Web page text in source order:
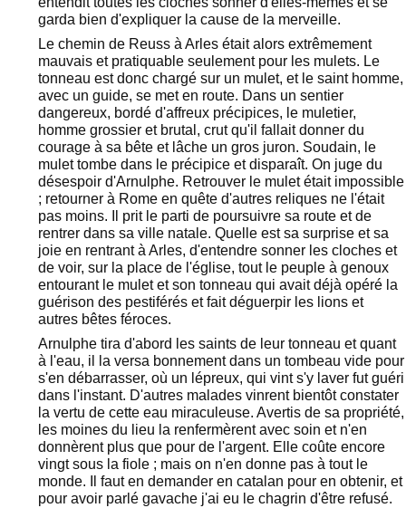
garda bien d'expliquer la cause de la merveille.
Le chemin de Reuss à Arles était alors extrêmement
mauvais et pratiquable seulement pour les mulets. Le
tonneau est donc chargé sur un mulet, et le saint homme,
avec un guide, se met en route. Dans un sentier
dangereux, bordé d'affreux précipices, le muletier,
homme grossier et brutal, crut qu'il fallait donner du
courage à sa bête et lâche un gros juron. Soudain, le
mulet tombe dans le précipice et disparaît. On juge du
désespoir d'Arnulphe. Retrouver le mulet était impossible
; retourner à Rome en quête d'autres reliques ne l'était
pas moins. Il prit le parti de poursuivre sa route et de
rentrer dans sa ville natale. Quelle est sa surprise et sa
joie en rentrant à Arles, d'entendre sonner les cloches et
de voir, sur la place de l'église, tout le peuple à genoux
entourant le mulet et son tonneau qui avait déjà opéré la
guérison des pestiférés et fait déguerpir les lions et
autres bêtes féroces.
Arnulphe tira d'abord les saints de leur tonneau et quant
à l'eau, il la versa bonnement dans un tombeau vide pour
s'en débarrasser, où un lépreux, qui vint s'y laver fut guéri
dans l'instant. D'autres malades vinrent bientôt constater
la vertu de cette eau miraculeuse. Avertis de sa propriété,
les moines du lieu la renfermèrent avec soin et n'en
donnèrent plus que pour de l'argent. Elle coûte encore
vingt sous la fiole ; mais on n'en donne pas à tout le
monde. Il faut en demander en catalan pour en obtenir, et
pour avoir parlé gavache j'ai eu le chagrin d'être refusé.